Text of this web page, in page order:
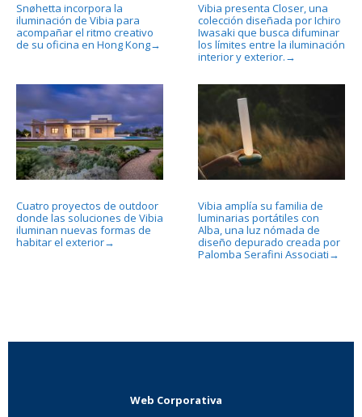
Snøhetta incorpora la
iluminación de Vibia para
acompañar el ritmo creativo
de su oficina en Hong Kong→
Vibia presenta Closer, una
colección diseñada por Ichiro
Iwasaki que busca difuminar
los límites entre la iluminación
interior y exterior. →
Cuatro proyectos de outdoor
donde las soluciones de Vibia
iluminan nuevas formas de
habitar el exterior→
Vibia amplía su familia de
luminarias portátiles con
Alba, una luz nómada de
diseño depurado creada por
Palomba Serafini Associati →
Web Corporativa